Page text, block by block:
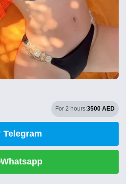
For 2 hours:3500 AED
Telegram
Whatsapp